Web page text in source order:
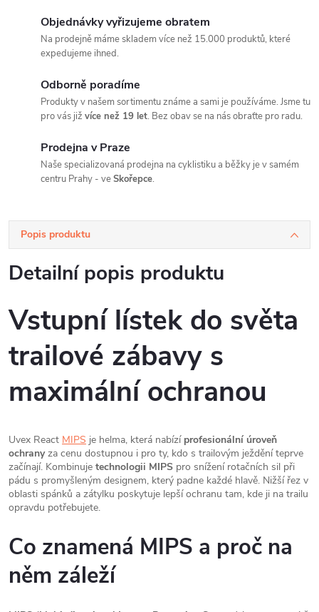
Objednávky vyřizujeme obratem
Na prodejně máme skladem více než 15.000 produktů, které
expedujeme ihned.
Odborně poradíme
Produkty v našem sortimentu známe a sami je používáme. Jsme tu
pro vás již více než 19 let. Bez obav se na nás obraťte pro radu.
Prodejna v Praze
Naše specializovaná prodejna na cyklistiku a běžky je v samém
centru Prahy - veSkořepce.
Popis produktu
Detailní popis produktu
Vstupní lístek do světa
trailové zábavy s
maximální ochranou
Uvex React MIPS je helma, která nabízí profesionální úroveň
ochranyza cenu dostupnou i pro ty, kdo s trailovým ježdění teprve
začínají. Kombinuje technologii MIPS pro snížení rotačních sil při
pádu s promyšleným designem, který padne každé hlavě. Nižší řez v
oblasti spánků a zátylku poskytuje lepší ochranu tam, kde ji na trailu
opravdu potřebujete.
Co znamená MIPS a proč na
něm záleží